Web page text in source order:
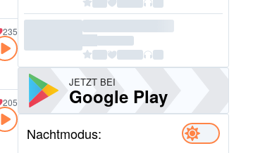
235
205
JETZT BEI
Google Play
Nachtmodus: